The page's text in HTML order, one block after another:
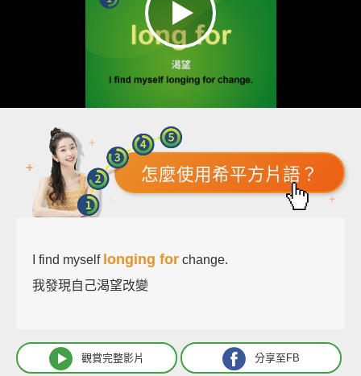
怎麼使用希平方片語？
I find myself longing for change.
我發現自己渴望改變
觀賞完整影片 分享至FB